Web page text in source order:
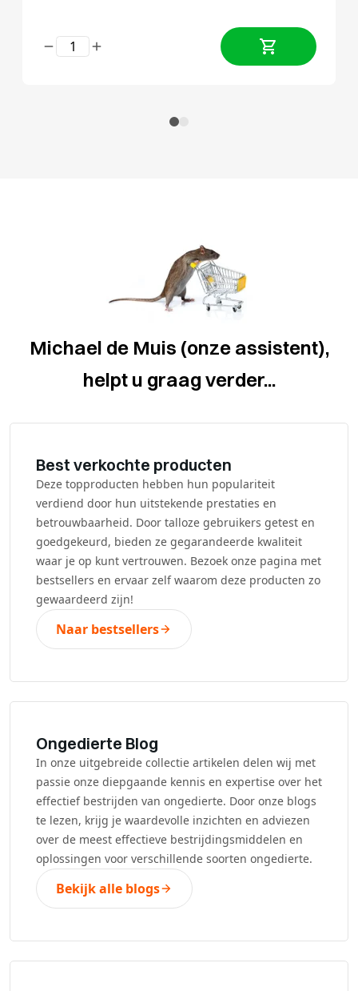
Michael de Muis (onze assistent),
helpt u graag verder...
Best verkochte producten
Deze topproducten hebben hun populariteit
verdiend door hun uitstekende prestaties en
betrouwbaarheid. Door talloze gebruikers getest en
goedgekeurd, bieden ze gegarandeerde kwaliteit
waar je op kunt vertrouwen. Bezoek onze pagina met
bestsellers en ervaar zelf waarom deze producten zo
gewaardeerd zijn!
Naar bestsellers
Ongedierte Blog
In onze uitgebreide collectie artikelen delen wij met
passie onze diepgaande kennis en expertise over het
effectief bestrijden van ongedierte. Door onze blogs
te lezen, krijg je waardevolle inzichten en adviezen
over de meest effectieve bestrijdingsmiddelen en
oplossingen voor verschillende soorten ongedierte.
Bekijk alle blogs